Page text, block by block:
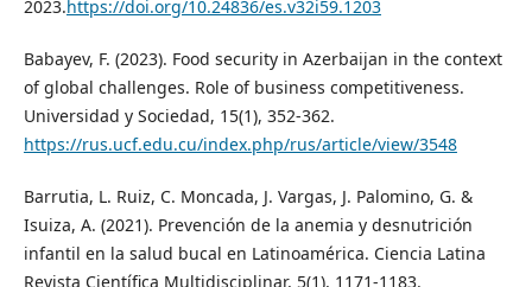
2023.https://doi.org/10.24836/es.v32i59.1203
Babayev, F. (2023). Food security in Azerbaijan in the context
of global challenges. Role of business competitiveness.
Universidad y Sociedad, 15(1), 352-362.
https://rus.ucf.edu.cu/index.php/rus/article/view/3548
Barrutia, L. Ruiz, C. Moncada, J. Vargas, J. Palomino, G. &
Isuiza, A. (2021). Prevención de la anemia y desnutrición
infantil en la salud bucal en Latinoamérica. Ciencia Latina
Revista Científica Multidisciplinar, 5(1), 1171-1183.